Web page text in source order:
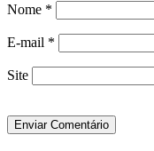
Nome *
E-mail *
Site